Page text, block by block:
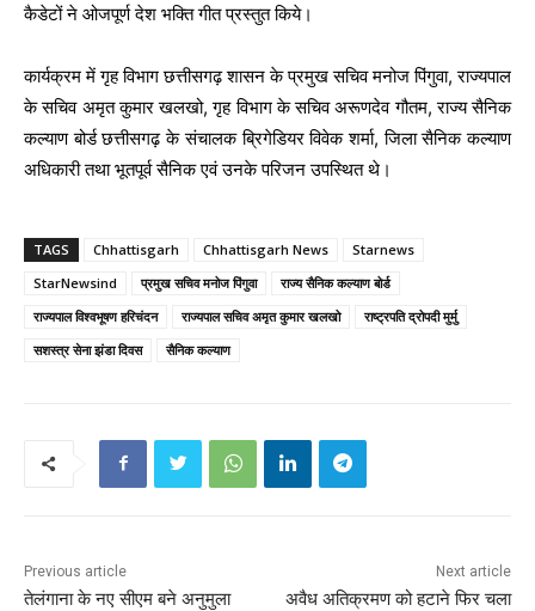
कैडेटों ने ओजपूर्ण देश भक्ति गीत प्रस्तुत किये।
कार्यक्रम में गृह विभाग छत्तीसगढ़ शासन के प्रमुख सचिव मनोज पिंगुवा, राज्यपाल
के सचिव अमृत कुमार खलखो, गृह विभाग के सचिव अरूणदेव गौतम, राज्य सैनिक
कल्याण बोर्ड छत्तीसगढ़ के संचालक ब्रिगेडियर विवेक शर्मा, जिला सैनिक कल्याण
अधिकारी तथा भूतपूर्व सैनिक एवं उनके परिजन उपस्थित थे।
TAGS Chhattisgarh Chhattisgarh News
Starnews
StarNewsind
प्रमुख सचिव मनोज पिंगुवा
राज्य सैनिक कल्याण बोर्ड
राज्यपाल विश्वभूषण हरिचंदन
राज्यपाल सचिव अमृत कुमार खलखो
राष्ट्रपति द्रोपदी मुर्मु
सशस्त्र सेना झंडा दिवस
सैनिक कल्याण
Previous article
तेलंगाना के नए सीएम बने अनुमुला
Next article
अवैध अतिक्रमण को हटाने फिर चला